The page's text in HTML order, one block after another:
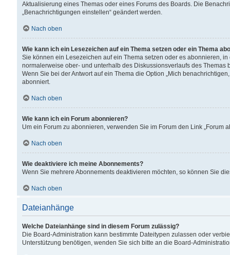
Aktualisierung eines Themas oder eines Forums des Boards. Die
„Benachrichtigungen einstellen“ geändert werden.
Nach oben
Wie kann ich ein Lesezeichen auf ein Thema setzen oder ein Thema
Sie können ein Lesezeichen auf ein Thema setzen oder es abonnieren,
normalerweise ober- und unterhalb des Diskussionsverlaufs des Themas
Wenn Sie bei der Antwort auf ein Thema die Option „Mich
abonniert.
Nach oben
Wie kann ich ein Forum abonnieren?
Um ein Forum zu abonnieren, verwenden Sie im Forum den Link „Forum
Nach oben
Wie deaktiviere ich meine Abonnements?
Wenn Sie mehrere Abonnements deaktivieren möchten, so können Sie
Nach oben
Dateianhänge
Welche Dateianhänge sind in diesem Forum zulässig?
Die Board-Administration kann bestimmte Dateitypen zulassen oder
Unterstützung benötigen, wenden Sie sich bitte an die Board-